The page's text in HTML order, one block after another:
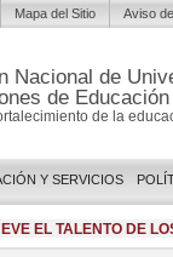
Nacional de
de
de la
Y SERVICIOS
Mapa del Sitio Aviso
EL TALENTO DE